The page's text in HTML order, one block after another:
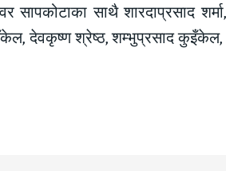
साथै शारदाप्रसाद
देवकृष्ण श्रेष्ठ, शम्भुप्रसाद कुइँकेल,